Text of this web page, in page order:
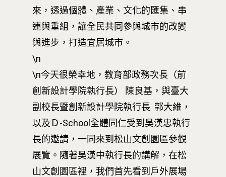
來，透過個體、產業、文化的匯集、串
連與重組，讓全民共同參與城市的改變
與進步，打造宜居城市。
\n
\n今天很榮幸地，教育部政務次長（前
創新設計學院執行長） 陳良基，與臺大
副校長暨創新設計學院執行長 郭大維，
以及Ｄ-School全體同仁受到吳漢忠執行
長的邀請，一同來到松山文創園區參觀
展覽。隨著吳漢中執行長的講解，在松
山文創園區裡，我們首先看到戶外展場